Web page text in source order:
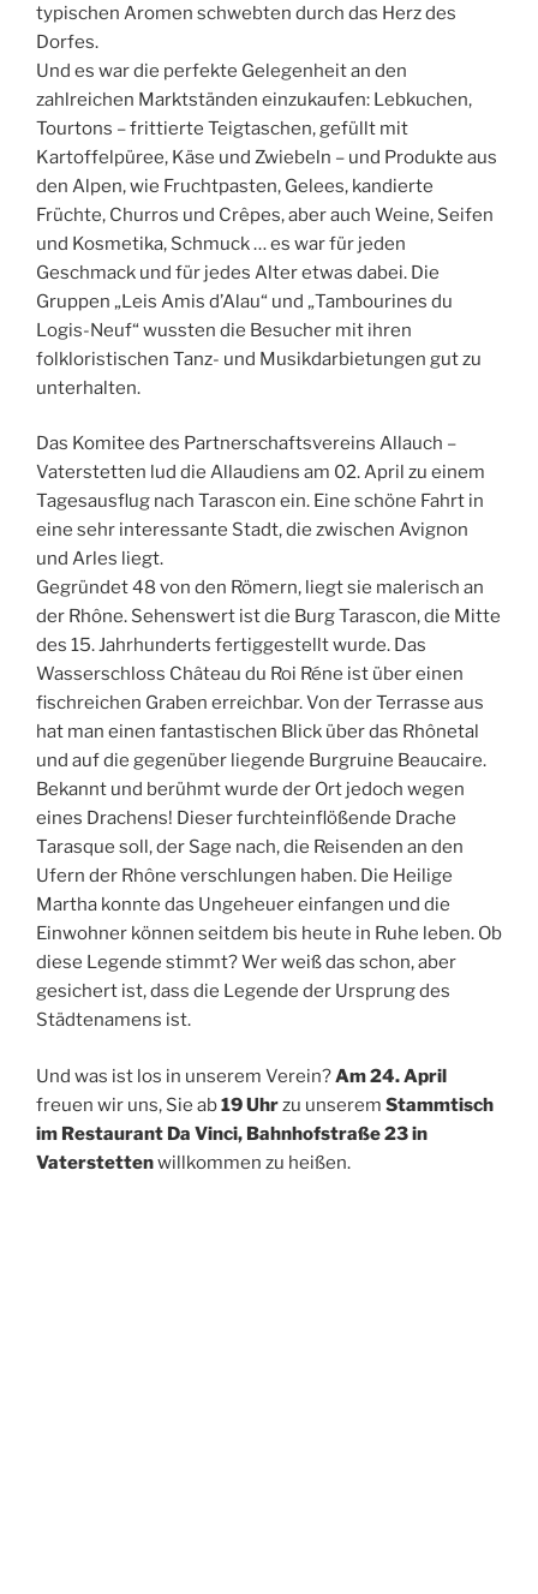
typischen Aromen schwebten durch das Herz des
Dorfes.
Und es war die perfekte Gelegenheit an den
zahlreichen Marktständen einzukaufen: Lebkuchen,
Tourtons – frittierte Teigtaschen, gefüllt mit
Kartoffelpüree, Käse und Zwiebeln – und Produkte aus
den Alpen, wie Fruchtpasten, Gelees, kandierte
Früchte, Churros und Crêpes, aber auch Weine, Seifen
und Kosmetika, Schmuck … es war für jeden
Geschmack und für jedes Alter etwas dabei. Die
Gruppen „Leis Amis d’Alau“ und „Tambourines du
Logis-Neuf“ wussten die Besucher mit ihren
folkloristischen Tanz- und Musikdarbietungen gut zu
unterhalten.
Das Komitee des Partnerschaftsvereins Allauch –
Vaterstetten lud die Allaudiens am 02. April zu einem
Tagesausflug nach Tarascon ein. Eine schöne Fahrt in
eine sehr interessante Stadt, die zwischen Avignon
und Arles liegt.
Gegründet 48 von den Römern, liegt sie malerisch an
der Rhône. Sehenswert ist die Burg Tarascon, die Mitte
des 15. Jahrhunderts fertiggestellt wurde. Das
Wasserschloss Château du Roi Réne ist über einen
fischreichen Graben erreichbar. Von der Terrasse aus
hat man einen fantastischen Blick über das Rhônetal
und auf die gegenüber liegende Burgruine Beaucaire.
Bekannt und berühmt wurde der Ort jedoch wegen
eines Drachens! Dieser furchteinflößende Drache
Tarasque soll, der Sage nach, die Reisenden an den
Ufern der Rhône verschlungen haben. Die Heilige
Martha konnte das Ungeheuer einfangen und die
Einwohner können seitdem bis heute in Ruhe leben. Ob
diese Legende stimmt? Wer weiß das schon, aber
gesichert ist, dass die Legende der Ursprung des
Städtenamens ist.
Und was ist los in unserem Verein?Am 24. April
freuen wir uns, Sie ab19 Uhrzu unserem Stammtisch
im Restaurant Da Vinci, Bahnhofstraße 23 in
Vaterstettenwillkommen zu heißen.